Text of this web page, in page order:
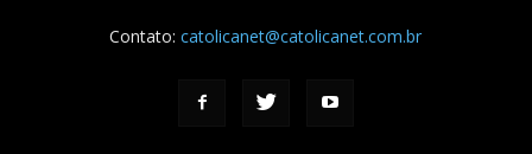
Contato:catolicanet@catolicanet.com.br